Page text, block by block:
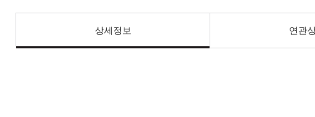
상세정보 연관